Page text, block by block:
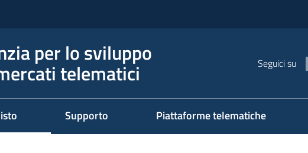
per lo sviluppo
telematici Seguici su
Supporto Piattaforme telematiche